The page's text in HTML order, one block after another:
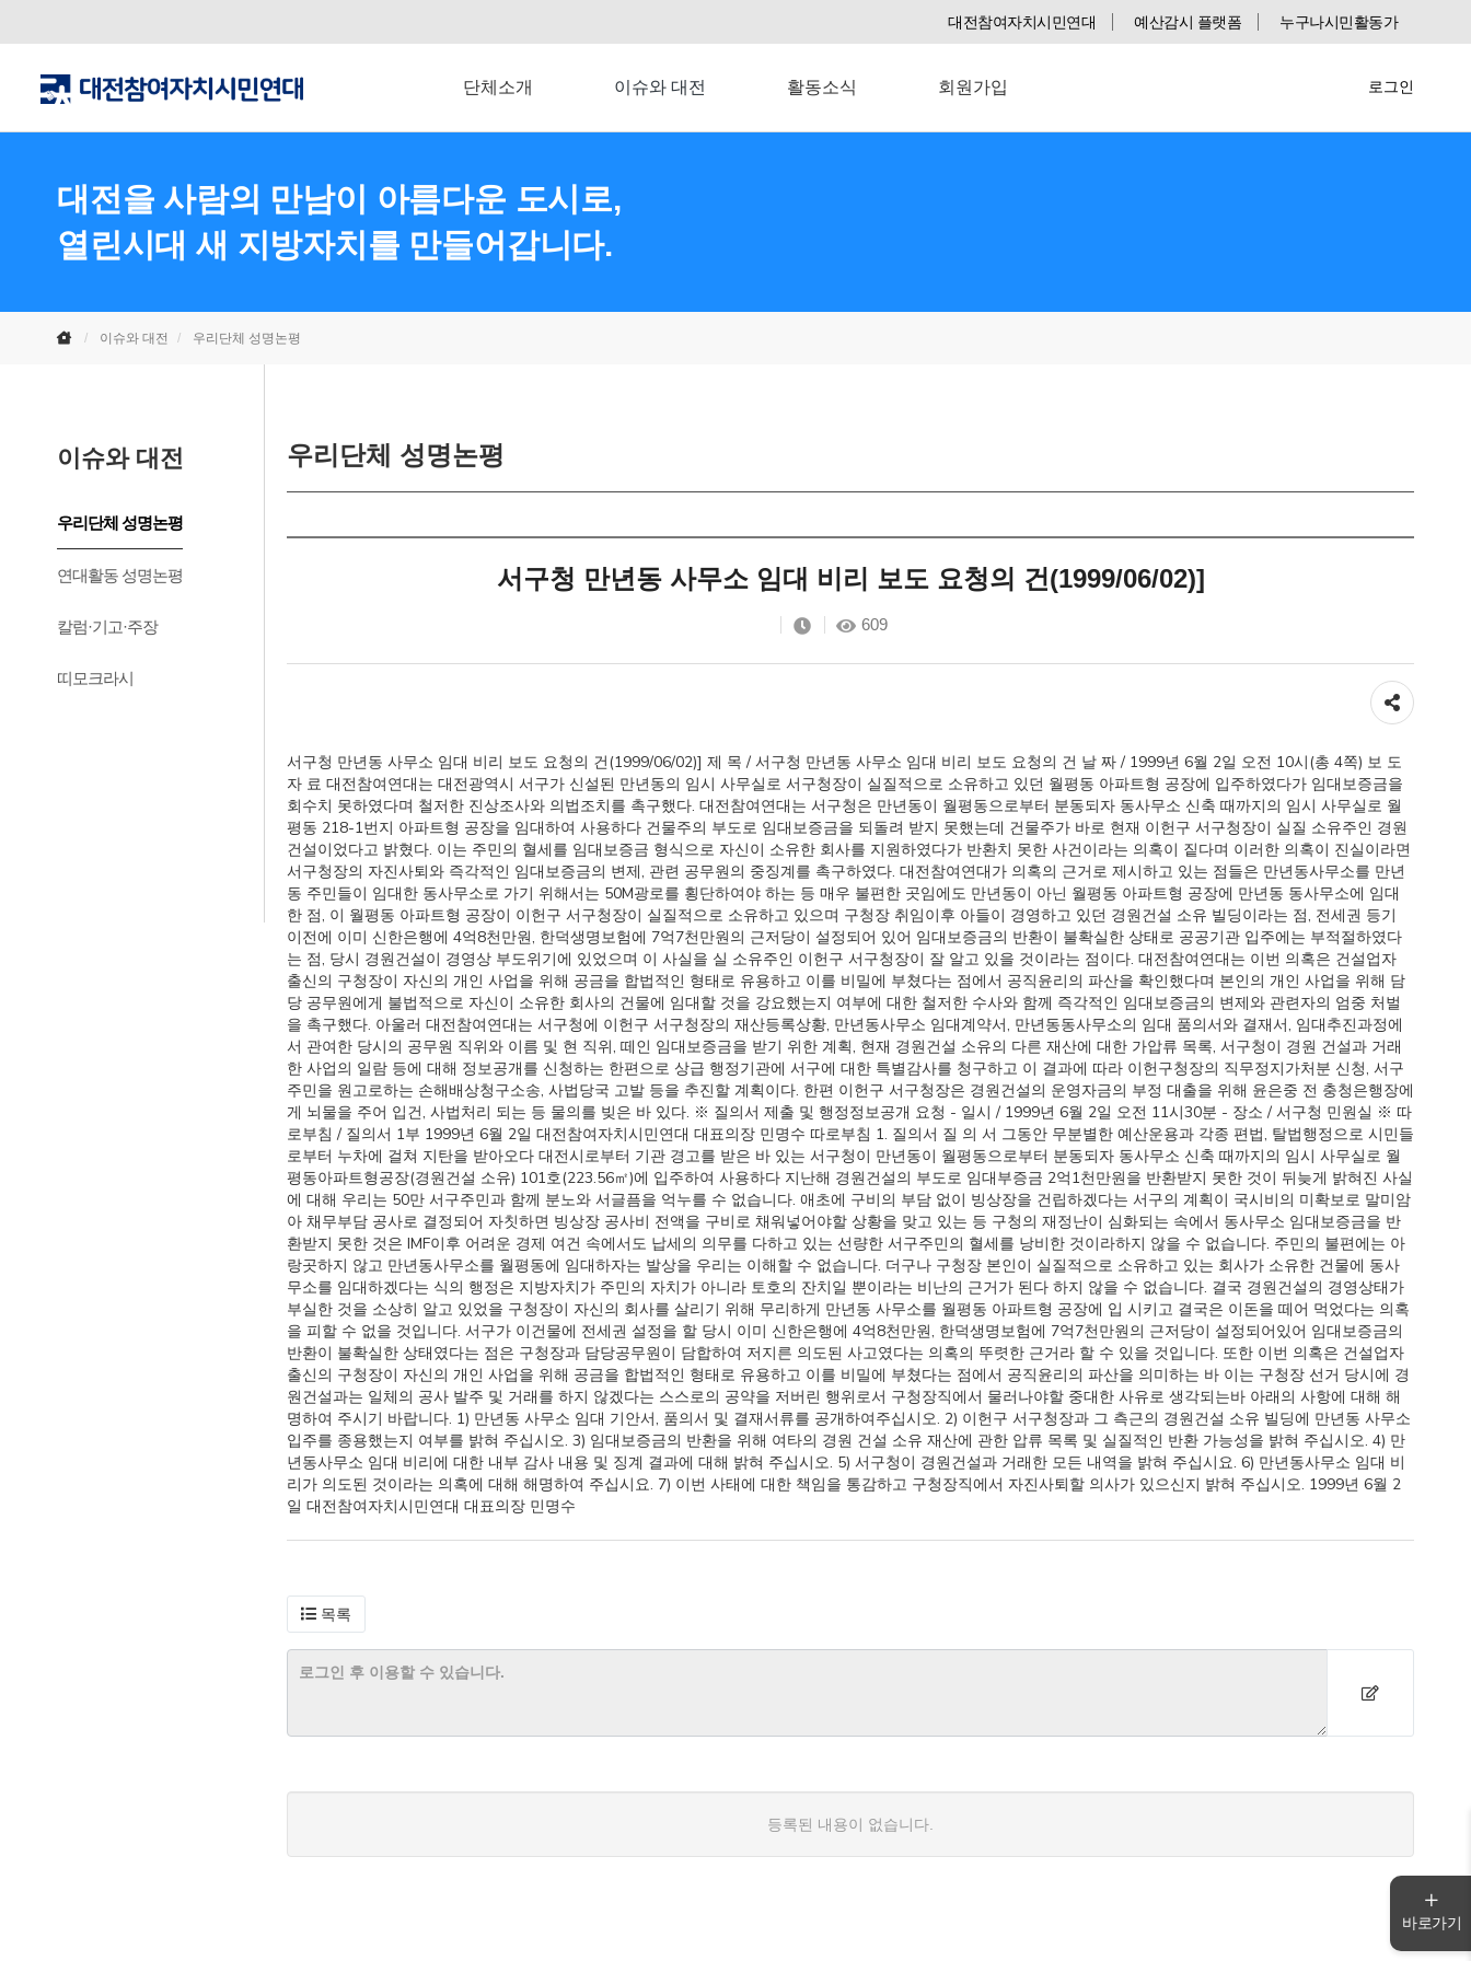
대전참여자치시민연대 예산감시 플랫폼 누구나시민활동가
로그인
단체소개 이슈와 대전 활동소식 회원가입
대전을 사람의 만남이 아름다운 도시로,
열린시대 새 지방자치를 만들어갑니다.
이슈와 대전 우리단체 성명논평
이슈와 대전
우리단체 성명논평
연대활동 성명논평
칼럼·기고·주장
띠모크라시
우리단체 성명논평
서구청 만년동 사무소 임대 비리 보도 요청의 건(1999/06/02)]
609
공유하기
서구청 만년동 사무소 임대 비리 보도 요청의 건(1999/06/02)] 제 목 / 서구청 만년동 사무소 임대 비리 보도 요청의 건 날 짜 / 1999년 6월 2일 오전 10시(총 4쪽) 보 도
자 료 대전참여연대는 대전광역시 서구가 신설된 만년동의 임시 사무실로 서구청장이 실질적으로 소유하고 있던 월평동 아파트형 공장에 입주하였다가 임대보증금을
회수치 못하였다며 철저한 진상조사와 의법조치를 촉구했다. 대전참여연대는 서구청은 만년동이 월평동으로부터 분동되자 동사무소 신축 때까지의 임시 사무실로 월
평동 218-1번지 아파트형 공장을 임대하여 사용하다 건물주의 부도로 임대보증금을 되돌려 받지 못했는데 건물주가 바로 현재 이헌구 서구청장이 실질 소유주인 경원
건설이었다고 밝혔다. 이는 주민의 혈세를 임대보증금 형식으로 자신이 소유한 회사를 지원하였다가 반환치 못한 사건이라는 의혹이 짙다며 이러한 의혹이 진실이라면
서구청장의 자진사퇴와 즉각적인 임대보증금의 변제, 관련 공무원의 중징계를 촉구하였다. 대전참여연대가 의혹의 근거로 제시하고 있는 점들은 만년동사무소를 만년
동 주민들이 임대한 동사무소로 가기 위해서는 50M광로를 횡단하여야 하는 등 매우 불편한 곳임에도 만년동이 아닌 월평동 아파트형 공장에 만년동 동사무소에 임대
한 점, 이 월평동 아파트형 공장이 이헌구 서구청장이 실질적으로 소유하고 있으며 구청장 취임이후 아들이 경영하고 있던 경원건설 소유 빌딩이라는 점, 전세권 등기
이전에 이미 신한은행에 4억8천만원, 한덕생명보험에 7억7천만원의 근저당이 설정되어 있어 임대보증금의 반환이 불확실한 상태로 공공기관 입주에는 부적절하였다
는 점, 당시 경원건설이 경영상 부도위기에 있었으며 이 사실을 실 소유주인 이헌구 서구청장이 잘 알고 있을 것이라는 점이다. 대전참여연대는 이번 의혹은 건설업자
출신의 구청장이 자신의 개인 사업을 위해 공금을 합법적인 형태로 유용하고 이를 비밀에 부쳤다는 점에서 공직윤리의 파산을 확인했다며 본인의 개인 사업을 위해 담
당 공무원에게 불법적으로 자신이 소유한 회사의 건물에 임대할 것을 강요했는지 여부에 대한 철저한 수사와 함께 즉각적인 임대보증금의 변제와 관련자의 엄중 처벌
을 촉구했다. 아울러 대전참여연대는 서구청에 이헌구 서구청장의 재산등록상황, 만년동사무소 임대계약서, 만년동동사무소의 임대 품의서와 결재서, 임대추진과정에
서 관여한 당시의 공무원 직위와 이름 및 현 직위, 떼인 임대보증금을 받기 위한 계획, 현재 경원건설 소유의 다른 재산에 대한 가압류 목록, 서구청이 경원 건설과 거래
한 사업의 일람 등에 대해 정보공개를 신청하는 한편으로 상급 행정기관에 서구에 대한 특별감사를 청구하고 이 결과에 따라 이헌구청장의 직무정지가처분 신청, 서구
주민을 원고로하는 손해배상청구소송, 사법당국 고발 등을 추진할 계획이다. 한편 이헌구 서구청장은 경원건설의 운영자금의 부정 대출을 위해 윤은중 전 충청은행장에
게 뇌물을 주어 입건, 사법처리 되는 등 물의를 빚은 바 있다. ※ 질의서 제출 및 행정정보공개 요청 - 일시 / 1999년 6월 2일 오전 11시30분 - 장소 / 서구청 민원실 ※ 따
로부침 / 질의서 1부 1999년 6월 2일 대전참여자치시민연대 대표의장 민명수 따로부침 1. 질의서 질 의 서 그동안 무분별한 예산운용과 각종 편법, 탈법행정으로 시민들
로부터 누차에 걸쳐 지탄을 받아오다 대전시로부터 기관 경고를 받은 바 있는 서구청이 만년동이 월평동으로부터 분동되자 동사무소 신축 때까지의 임시 사무실로 월
평동아파트형공장(경원건설 소유) 101호(223.56㎡)에 입주하여 사용하다 지난해 경원건설의 부도로 임대부증금 2억1천만원을 반환받지 못한 것이 뒤늦게 밝혀진 사실
에 대해 우리는 50만 서구주민과 함께 분노와 서글픔을 억누를 수 없습니다. 애초에 구비의 부담 없이 빙상장을 건립하겠다는 서구의 계획이 국시비의 미확보로 말미암
아 채무부담 공사로 결정되어 자칫하면 빙상장 공사비 전액을 구비로 채워넣어야할 상황을 맞고 있는 등 구청의 재정난이 심화되는 속에서 동사무소 임대보증금을 반
환받지 못한 것은 IMF이후 어려운 경제 여건 속에서도 납세의 의무를 다하고 있는 선량한 서구주민의 혈세를 낭비한 것이라하지 않을 수 없습니다. 주민의 불편에는 아
랑곳하지 않고 만년동사무소를 월평동에 임대하자는 발상을 우리는 이해할 수 없습니다. 더구나 구청장 본인이 실질적으로 소유하고 있는 회사가 소유한 건물에 동사
무소를 임대하겠다는 식의 행정은 지방자치가 주민의 자치가 아니라 토호의 잔치일 뿐이라는 비난의 근거가 된다 하지 않을 수 없습니다. 결국 경원건설의 경영상태가
부실한 것을 소상히 알고 있었을 구청장이 자신의 회사를 살리기 위해 무리하게 만년동 사무소를 월평동 아파트형 공장에 입 시키고 결국은 이돈을 떼어 먹었다는 의혹
을 피할 수 없을 것입니다. 서구가 이건물에 전세권 설정을 할 당시 이미 신한은행에 4억8천만원, 한덕생명보험에 7억7천만원의 근저당이 설정되어있어 임대보증금의
반환이 불확실한 상태였다는 점은 구청장과 담당공무원이 담합하여 저지른 의도된 사고였다는 의혹의 뚜렷한 근거라 할 수 있을 것입니다. 또한 이번 의혹은 건설업자
출신의 구청장이 자신의 개인 사업을 위해 공금을 합법적인 형태로 유용하고 이를 비밀에 부쳤다는 점에서 공직윤리의 파산을 의미하는 바 이는 구청장 선거 당시에 경
원건설과는 일체의 공사 발주 및 거래를 하지 않겠다는 스스로의 공약을 저버린 행위로서 구청장직에서 물러나야할 중대한 사유로 생각되는바 아래의 사항에 대해 해
명하여 주시기 바랍니다. 1) 만년동 사무소 임대 기안서, 품의서 및 결재서류를 공개하여주십시오. 2) 이헌구 서구청장과 그 측근의 경원건설 소유 빌딩에 만년동 사무소
입주를 종용했는지 여부를 밝혀 주십시오. 3) 임대보증금의 반환을 위해 여타의 경원 건설 소유 재산에 관한 압류 목록 및 실질적인 반환 가능성을 밝혀 주십시오. 4) 만
년동사무소 임대 비리에 대한 내부 감사 내용 및 징계 결과에 대해 밝혀 주십시오. 5) 서구청이 경원건설과 거래한 모든 내역을 밝혀 주십시요. 6) 만년동사무소 임대 비
리가 의도된 것이라는 의혹에 대해 해명하여 주십시요. 7) 이번 사태에 대한 책임을 통감하고 구청장직에서 자진사퇴할 의사가 있으신지 밝혀 주십시오. 1999년 6월 2
일 대전참여자치시민연대 대표의장 민명수
목록
등록된 내용이 없습니다.
바로가기